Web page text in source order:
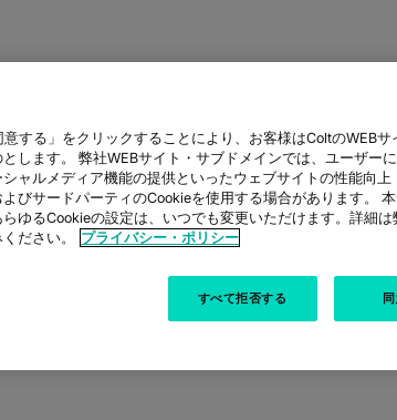
ームの定時配信をサポートし
意する」をクリックすることにより、お客様はColtのWEBサ
します。 弊社WEBサイト・サブドメインでは、ユーザー
ャルメディア機能の提供といったウェブサイトの性能向上
びサードパーティのCookieを使用する場合があります。
ゆるCookieの設定は、いつでも変更いただけます。詳細は
ださい。
プライバシー・ポリシー
すべて拒否する